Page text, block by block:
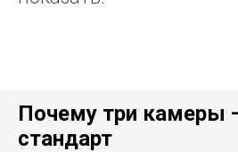
Почему три камеры
стандарт